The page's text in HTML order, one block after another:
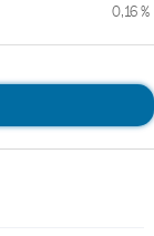
0,16 %